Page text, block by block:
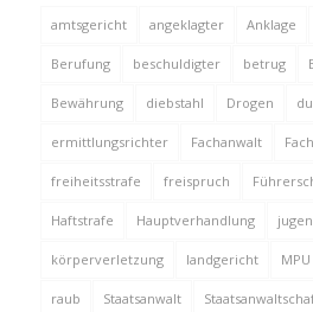
amtsgericht angeklagter Anklage
Berufung beschuldigter betrug
Bewährung diebstahl Drogen
ermittlungsrichter Fachanwalt
freiheitsstrafe freispruch
Haftstrafe Hauptverhandlung
körperverletzung landgericht MPU
raub Staatsanwalt